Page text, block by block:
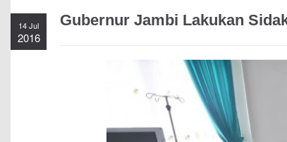
14 Jul
2016
Gubernur Jambi Lakukan